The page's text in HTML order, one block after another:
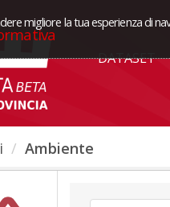
migliore la tua esperienza di
DATASET
Ambiente